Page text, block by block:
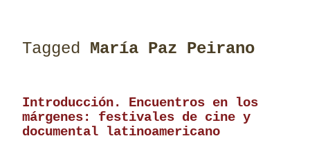
Tagged María Paz Peirano
Introducción. Encuentros en los
márgenes: festivales de cine y
documental latinoamericano